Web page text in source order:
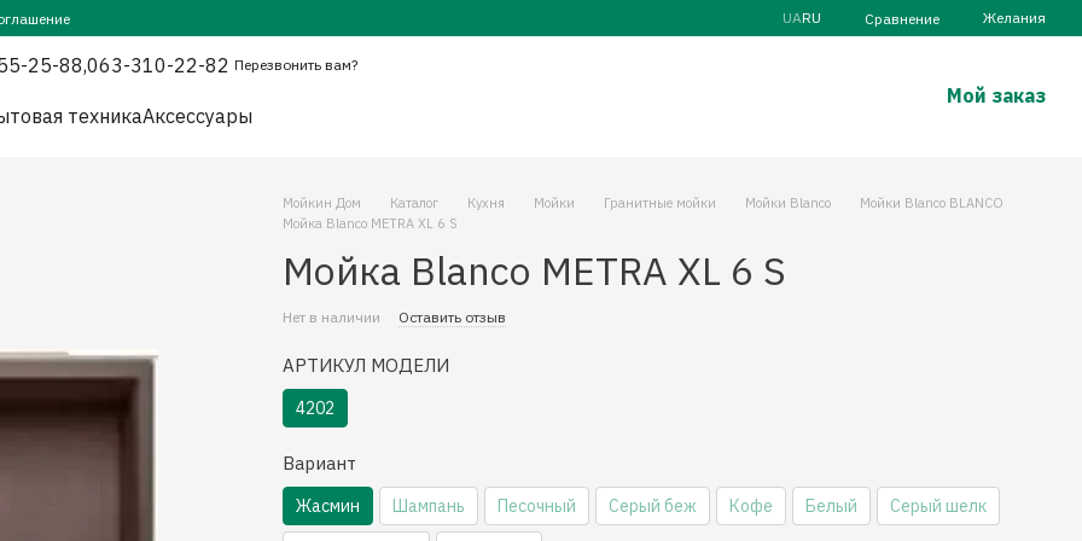
UARU Сравнение Желания
25-88,063-310-22-82 Перезвонить вам?
техникаАксессуары
Мой заказ
Мойкин Дом Каталог Кухня Мойки Гранитные мойки Мойки Blanco
Мойки Blanco BLANCO
Мойка Blanco METRA XL 6 S
Мойка Blanco METRA XL 6 S
Нет в наличии Оставить отзыв
АРТИКУЛ МОДЕЛИ
4202
Вариант
Жасмин Шампань Песочный Серый беж Кофе Белый Серый шелк